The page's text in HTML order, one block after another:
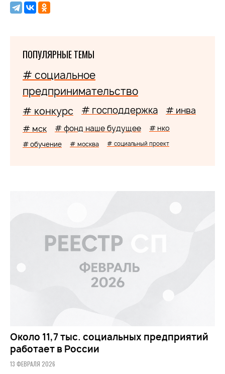
ПОПУЛЯРНЫЕ ТЕМЫ
# социальное
предпринимательство
# конкурс # господдержка # инва
# мск # фонд наше будущее # нко
# обучение # москва # социальный проект
Около 11,7 тыс. социальных предприятий
работает в России
13 ФЕВРАЛЯ 2026